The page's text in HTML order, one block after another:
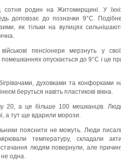
сотня родин на Житомирщині. У
доповзає до позначки 9°C.
як тільки на вулицях
пенсіонери мерзнуть у
опускається до 9°C і це
духовками та конфорками
беруться навіть пластикові вікна.
20, а це більше 100 мешканців.
а тут ще вдарили морози.
пояснити не можуть. Люди
температуру, складали
людям повернули, але
не одна.